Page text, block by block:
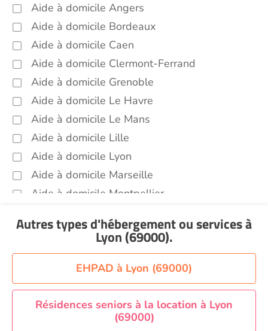
Aide à domicile Angers
Aide à domicile Bordeaux
Aide à domicile Caen
Aide à domicile Clermont-Ferrand
Aide à domicile Grenoble
Aide à domicile Le Havre
Aide à domicile Le Mans
Aide à domicile Lille
Aide à domicile Lyon
Aide à domicile Marseille
Aide à domicile Montpellier
Aide à domicile Nice
Aide à domicile Nîmes
Aide à domicile Orléans
Aide à domicile Paris
Aide à domicile Perpignan
Aide à domicile Rennes
Autres types d'hébergement ou servicesà
Lyon (69000).
EHPAD à Lyon (69000)
Résidences seniors à la location à Lyon
(69000)